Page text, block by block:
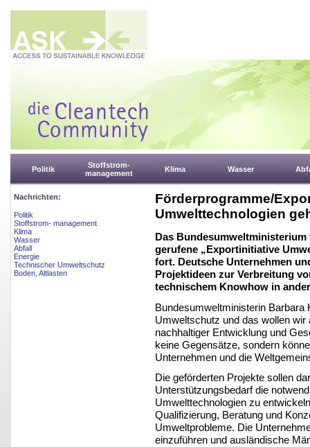
Politik
Stoffstrom-
management
Klima Wasser
Nachrichten:
Politik
Stoffstrom- management
Klima
Wasser
Abfall
Energie
Technischer Umweltschutz
Boden, Altlasten
Förderprogramme/
Umwelttechnologien
Das
gerufene „Exportinitiative
fort. Deutsche Unternehmen
Projektideen zur Verbreitung
technischem Knowhow in
Bundesumweltministerin
Umweltschutz und das wollen
nachhaltiger Entwicklung und
keine Gegensätze, sondern
Unternehmen und die
Die geförderten Projekte sollen
Unterstützungsbedarf die
Umwelttechnologien zu
Qualifizierung, Beratung und
Umweltprobleme. Die
einzuführen und ausländische